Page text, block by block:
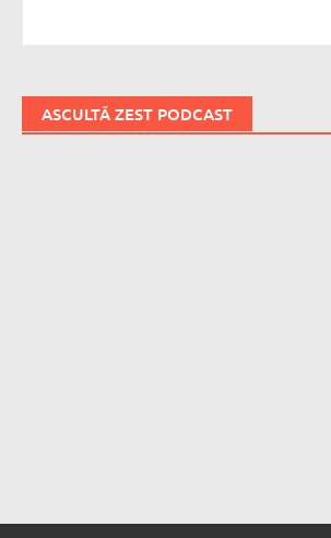
ASCULTĂ ZEST PODCAST